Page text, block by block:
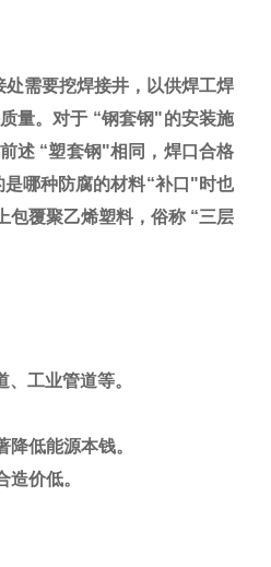
需要挖焊接井，以供焊工焊
量。对于 “钢套钢"的安装施
述 “塑套钢"相同，焊口合格
哪种防腐的材料“补口"时也
包覆聚乙烯塑料，俗称 “三层
工业管道等。
低能源本钱。
价低。